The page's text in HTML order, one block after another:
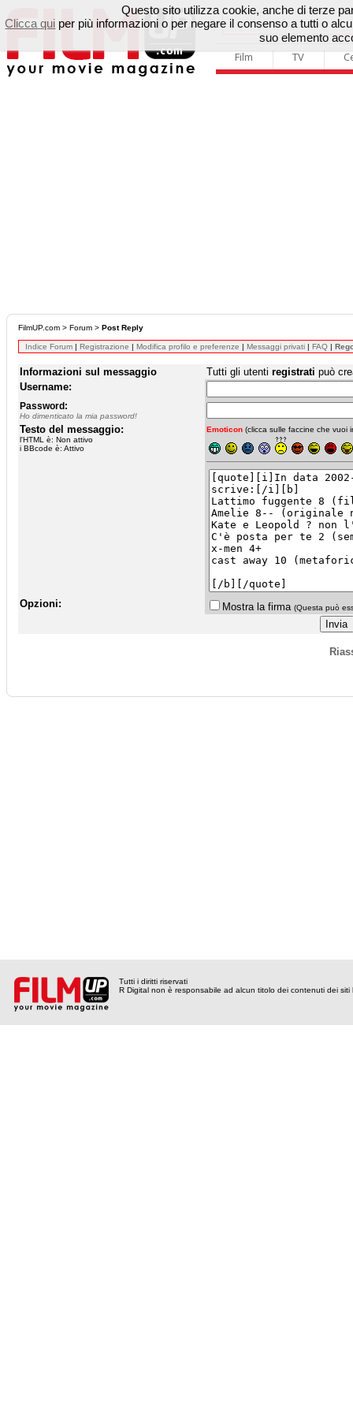
Film TV
FilmUP.com > Forum > Post Reply
Indice Forum | Registrazione | Modifica profilo e preferenze | Messaggi privati | FAQ |
Informazioni sul messaggio Tutti gli utenti registrati può
Username:
Password:
Ho dimenticato la mia password!
Testo del messaggio:
l'HTML è: Non attivo
i BBcode è: Attivo
Emoticon (clicca sulle faccine che vuoi
Opzioni: Mostra la firma (Questa può
Tutti i diritti riservati
R Digital non è responsabile ad alcun titolo dei contenuti dei siti
Questo sito utilizza cookie, anche di terze
Clicca qui per più informazioni o per negare il consenso a tutti o
suo elemento